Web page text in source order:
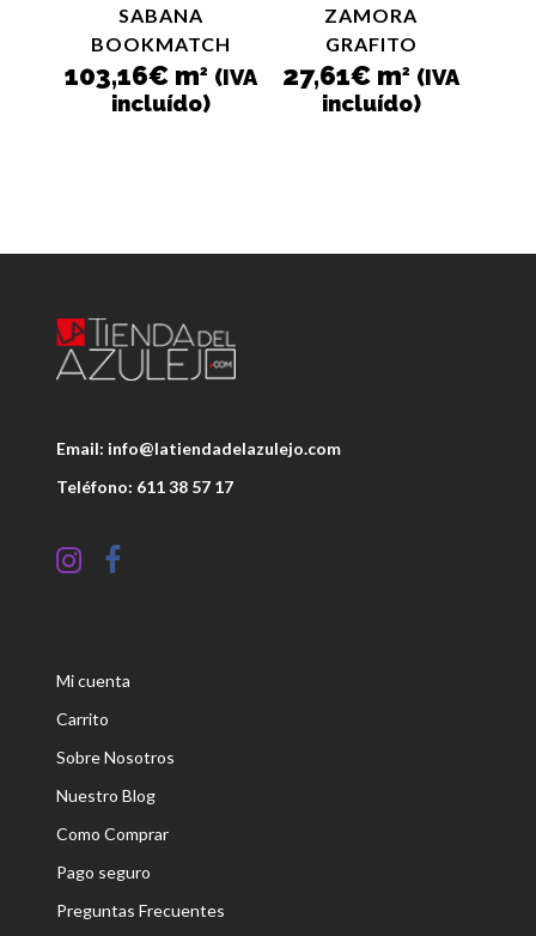
SABANA
BOOKMATCH
103,16€m2 (IVA
incluído)
ZAMORA
GRAFITO
27,61€ m2 (IVA
incluído)
Email: info@latiendadelazulejo.com
Teléfono: 611 38 57 17
Mi cuenta
Carrito
Sobre Nosotros
Nuestro Blog
Como Comprar
Pago seguro
Preguntas Frecuentes